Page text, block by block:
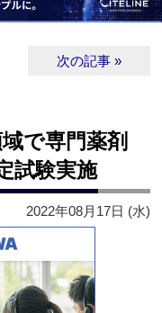
次の記事 »
で専門薬剤
試験実施
2022年08月17日 (水)